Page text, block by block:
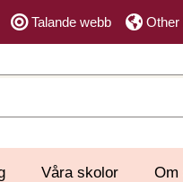
Talande webb Other
Våra skolor Om